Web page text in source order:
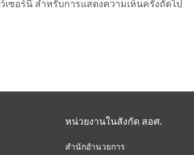
ซอร์นี้ สำหรับการแสดงความเห็นครั้งถัดไป
หน่วยงานในสังกัด สอศ.
สำนักอำนวยการ